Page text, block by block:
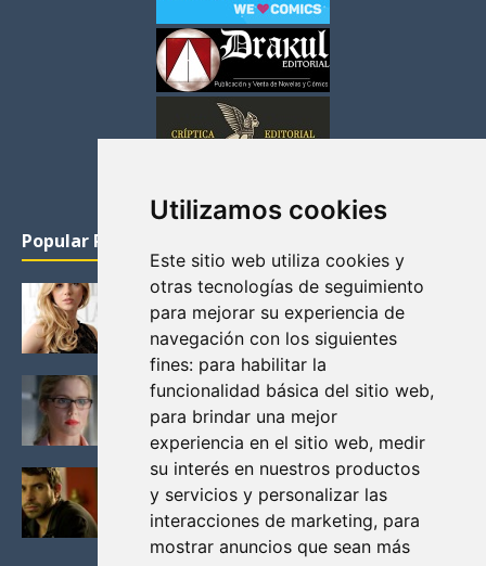
Utilizamos cookies
Este sitio web utiliza cookies y
otras tecnologías de seguimiento
para mejorar su experiencia de
navegación con los siguientes
fines: para habilitar la
funcionalidad básica del sitio web,
para brindar una mejor
experiencia en el sitio web, medir
su interés en nuestros productos
y servicios y personalizar las
interacciones de marketing, para
mostrar anuncios que sean más
Popular Posts
KATHERYN WINNICK: LA ACTRIZ MAS GUAPA DE
VIKINGOS
Junio 14, 2013
FELICITY (EMILY BETT RICKARDS), LAS FOTOS
MAS BONITAS DE LA ALIADA DE ARROW
Noviembre 30, 2013
BLACK MIRROR: TODA TU HISTORIA. EPISODIO 3.
LA CRITICA
Mayo 17, 2012